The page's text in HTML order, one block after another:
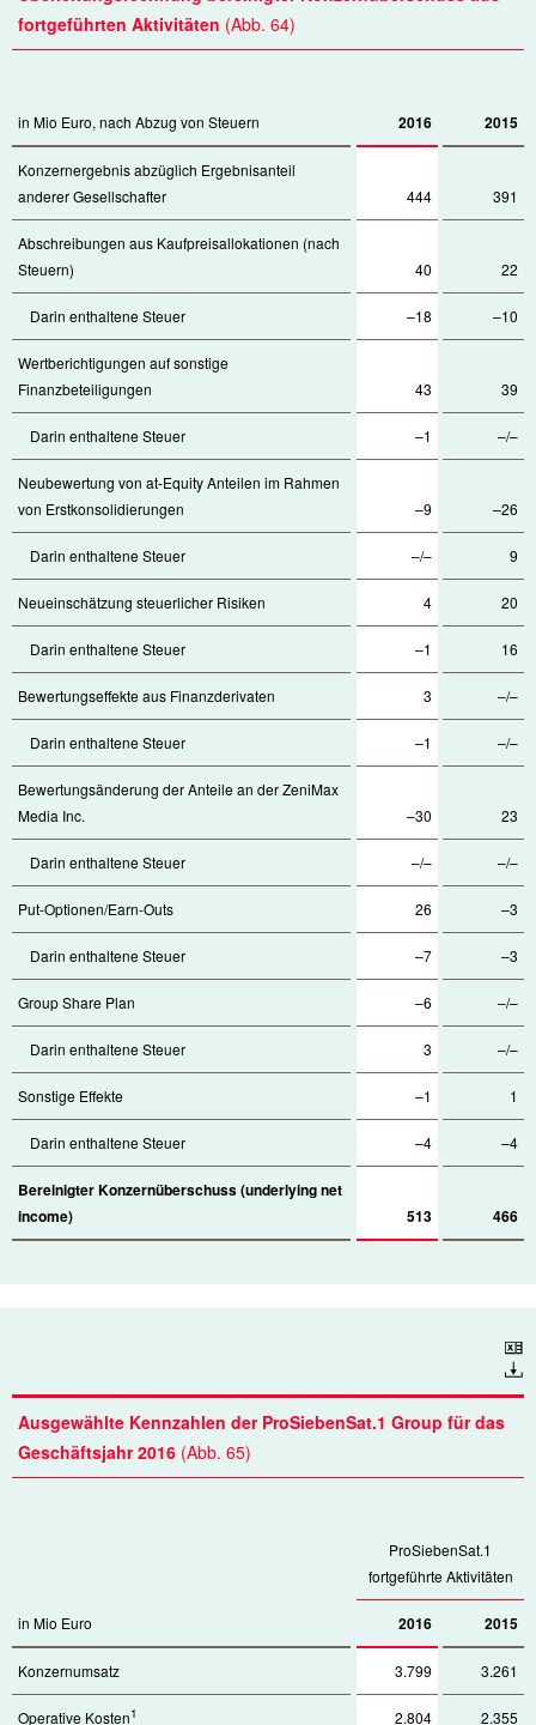
fortgeführten Aktivitäten (Abb. 64)
in Mio Euro, nach Abzug von Steuern 2016 2015
Konzernergebnis abzüglich Ergebnisanteil
anderer Gesellschafter
444 391
Abschreibungen aus Kaufpreisallokationen (nach
Steuern)
40 22
Darin enthaltene Steuer –18 –10
Wertberichtigungen auf sonstige
Finanzbeteiligungen
43 39
Darin enthaltene Steuer –1 –/–
Neubewertung von at-Equity Anteilen im Rahmen
von Erstkonsolidierungen
–9 –26
Darin enthaltene Steuer –/– 9
Neueinschätzung steuerlicher Risiken 4 20
Darin enthaltene Steuer –1 16
Bewertungseffekte aus Finanzderivaten 3 –/–
Darin enthaltene Steuer –1 –/–
Bewertungsänderung der Anteile an der ZeniMax
Media Inc.
–30 23
Darin enthaltene Steuer –/– –/–
Put-Optionen/Earn-Outs 26 –3
Darin enthaltene Steuer –7 –3
Group Share Plan –6 –/–
Darin enthaltene Steuer 3 –/–
Sonstige Effekte –1 1
Darin enthaltene Steuer –4 –4
Bereinigter Konzernüberschuss (underlying net
income)
513 466
Download
Ausgewählte Kennzahlen der ProSiebenSat.1 Group für das
Geschäftsjahr 2016 (Abb. 65)
ProSiebenSat.1
fortgeführte Aktivitäten
in Mio Euro 2016 2015
Konzernumsatz 3.799 3.261
Operative Kosten1 2.804 2.355